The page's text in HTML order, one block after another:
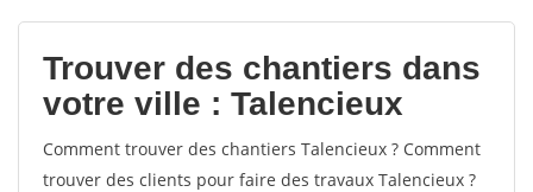
votes
Trouver des chantiers dans
votre ville : Talencieux
Comment trouver des chantiers Talencieux ? Comment
trouver des clients pour faire des travaux Talencieux ?